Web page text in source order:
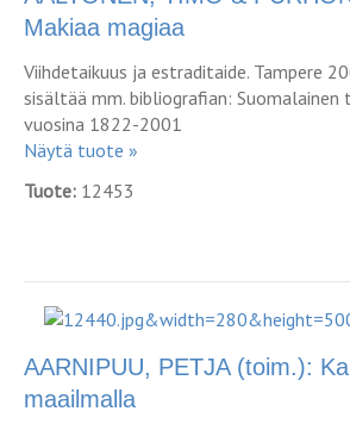
Makiaa magiaa
Viihdetaikuus ja estraditaide. Tampere
sisältää mm. bibliografian: Suomalainen
vuosina 1822-2001
Näytä tuote »
Tuote: 12453
AARNIPUU, PETJA (toim.):
maailmalla